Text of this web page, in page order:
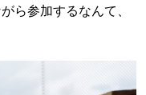
ら参加するなんて、